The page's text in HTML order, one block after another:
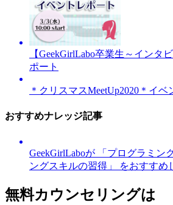
【GeekGirlLabo卒業生～インタ
ポート
＊クリスマスMeetUp2020＊イベ
おすすめナレッジ記事
GeekGirlLaboが 「プログラミン
ングスキルの習得」 をおすすめ
無料カウンセリングは